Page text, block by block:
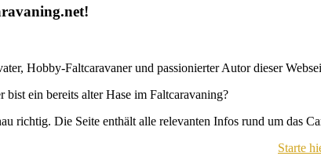
Hobby-Faltcaravaner und passionierter Autor dieser
ein bereits alter Hase im Faltcaravaning?
richtig. Die Seite enthält alle relevanten Infos rund um das
Starte